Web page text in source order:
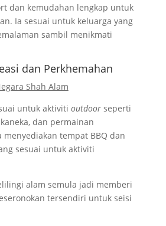
dan kemudahan lengkap untuk
Ia sesuai untuk keluarga yang
sambil menikmati
dan Perkhemahan
Shah Alam
untuk aktiviti outdoorseperti
dan permainan
tempat BBQ dan
sesuai untuk aktiviti
alam semula jadi memberi
tersendiri untuk seisi